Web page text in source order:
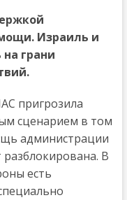
Израиль и
на грани
пригрозила
сценарием в том
администрации
В
есть